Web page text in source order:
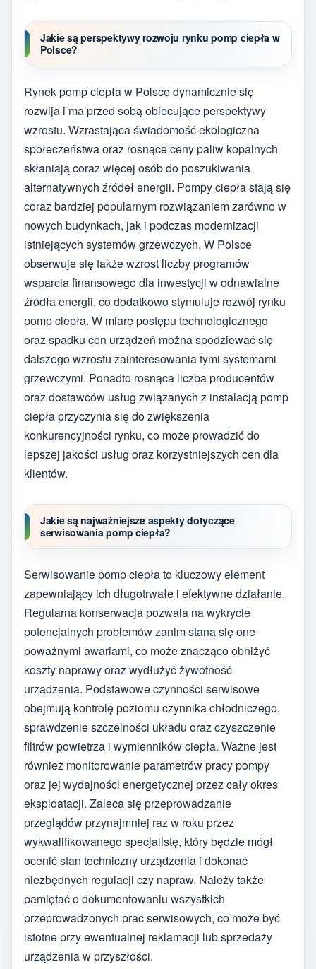
Jakie są perspektywy rozwoju rynku pomp ciepła w
Polsce?
Rynek pomp ciepła w Polsce dynamicznie się
rozwija i ma przed sobą obiecujące perspektywy
wzrostu. Wzrastająca świadomość ekologiczna
społeczeństwa oraz rosnące ceny paliw kopalnych
skłaniają coraz więcej osób do poszukiwania
alternatywnych źródeł energii. Pompy ciepła stają się
coraz bardziej popularnym rozwiązaniem zarówno w
nowych budynkach, jak i podczas modernizacji
istniejących systemów grzewczych. W Polsce
obserwuje się także wzrost liczby programów
wsparcia finansowego dla inwestycji w odnawialne
źródła energii, co dodatkowo stymuluje rozwój rynku
pomp ciepła. W miarę postępu technologicznego
oraz spadku cen urządzeń można spodziewać się
dalszego wzrostu zainteresowania tymi systemami
grzewczymi. Ponadto rosnąca liczba producentów
oraz dostawców usług związanych z instalacją pomp
ciepła przyczynia się do zwiększenia
konkurencyjności rynku, co może prowadzić do
lepszej jakości usług oraz korzystniejszych cen dla
klientów.
Jakie są najważniejsze aspekty dotyczące
serwisowania pomp ciepła?
Serwisowanie pomp ciepła to kluczowy element
zapewniający ich długotrwałe i efektywne działanie.
Regularna konserwacja pozwala na wykrycie
potencjalnych problemów zanim staną się one
poważnymi awariami, co może znacząco obniżyć
koszty naprawy oraz wydłużyć żywotność
urządzenia. Podstawowe czynności serwisowe
obejmują kontrolę poziomu czynnika chłodniczego,
sprawdzenie szczelności układu oraz czyszczenie
filtrów powietrza i wymienników ciepła. Ważne jest
również monitorowanie parametrów pracy pompy
oraz jej wydajności energetycznej przez cały okres
eksploatacji. Zaleca się przeprowadzanie
przeglądów przynajmniej raz w roku przez
wykwalifikowanego specjalistę, który będzie mógł
ocenić stan techniczny urządzenia i dokonać
niezbędnych regulacji czy napraw. Należy także
pamiętać o dokumentowaniu wszystkich
przeprowadzonych prac serwisowych, co może być
istotne przy ewentualnej reklamacji lub sprzedaży
urządzenia w przyszłości.